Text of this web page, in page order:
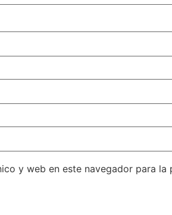
y web en este navegador para la